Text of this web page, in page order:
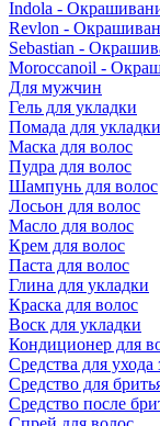
Indola -
Revlon -
Sebastian -
Moroccanoil -
Для мужчин
Гель для укладки
Помада для укладки
Маска для волос
Пудра для волос
Шампунь для волос
Лосьон для волос
Масло для волос
Крем для волос
Паста для волос
Глина для укладки
Краска для волос
Воск для укладки
Кондиционер для
Средства для
Средство для
Средство после